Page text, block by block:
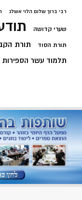
רבי ברוך שלום הלוי אשלג
שערי קדושה
תורת הסוד תורת
תלמוד עשר הספירות